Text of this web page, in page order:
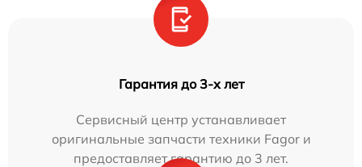
Гарантия до 3-х лет
Сервисный центр устанавливает
оригинальные запчасти техники Fagor и
предоставляет гарантию до 3 лет.